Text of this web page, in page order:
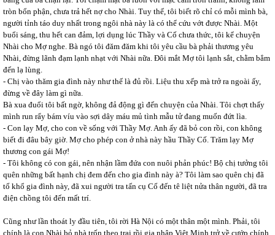
tròn bổn phận, chưa trả hết nợ cho Nhài. Tuy thế, tôi biết rõ chỉ có mỗi mình bà,
người tỉnh táo duy nhất trong ngôi nhà này là có thể cứu vớt được Nhài. Một
buổi sáng, thu hết can đảm, lợi dụng lúc Thầy và Cố chưa thức, tôi kể chuyện
Nhài cho Mợ nghe. Bà ngó tôi đăm đăm khi tôi yêu cầu bà phải thương yêu
Nhài, đừng lãnh đạm lạnh nhạt với Nhài nữa. Đôi mắt Mợ tôi lạnh sắt, chằm bẳm
đến lạ lùng.
- Chị vào thăm gia đình này như thế là đủ rồi. Liệu thu xếp mà trở ra ngoài ấy,
đừng về đây làm gì nữa.
Bà xua đuổi tôi bất ngờ, không đả động gì đến chuyện của Nhài. Tôi chợt thấy
mình run rẩy bám víu vào sợi dây máu mủ tình mẫu tử đang muốn đứt lìa.
- Con lạy Mợ, cho con về sống với Thầy Mợ. Anh ấy đã bỏ con rồi, con không
biết đi đâu bây giờ. Mợ cho phép con ở nhà này hầu Thầy Cố. Trăm lạy Mợ
thương con gái Mợ!
- Tôi không có con gái, nên nhận lầm đứa con nuôi phản phúc! Bộ chị tưởng tôi
quên những bất hạnh chị đem đến cho gia đình này à? Tôi làm sao quên chị đã
tố khổ gia đình này, đã xui người tra tấn cụ Cố đến tê liệt nửa thân người, đã tra
điện chồng tôi đến mất trí.
Cũng như lần thoát ly đầu tiên, tôi rời Hà Nội có một thân một mình. Phải, tôi
chính là con Nhài bỏ nhà trốn theo trai rồi gia nhập Việt Minh trở về cướp chính